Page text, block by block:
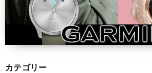
カテゴリー